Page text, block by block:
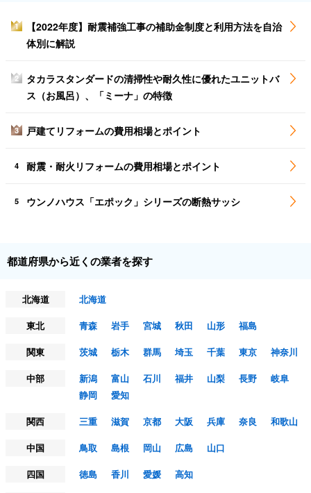
1
【2022年度】耐震補強工事の補助金制度と利用方法を自治
体別に解説
2
タカラスタンダードの清掃性や耐久性に優れたユニットバ
ス（お風呂）、「ミーナ」の特徴
3 戸建てリフォームの費用相場とポイント
4 耐震・耐火リフォームの費用相場とポイント
5 ウンノハウス「エポック」シリーズの断熱サッシ
都道府県から近くの業者を探す
北海道
北海道
東北
青森 岩手 宮城 秋田 山形
福島
関東
茨城 栃木 群馬 埼玉 千葉 東京
神奈川
中部
新潟 富山 石川 福井 山梨 長野
岐阜
静岡
愛知
関西
三重 滋賀 京都 大阪 兵庫 奈良
和歌山
中国
鳥取 島根 岡山 広島
山口
四国
徳島 香川 愛媛
高知